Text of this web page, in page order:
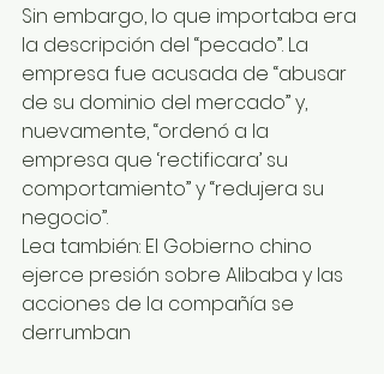
Sin embargo, lo que importaba era
la descripción del “pecado”. La
empresa fue acusada de “abusar
de su dominio del mercado” y,
nuevamente, “ordenó a la
empresa que ‘rectificara’ su
comportamiento” y “redujera su
negocio”.
Lea también: El Gobierno chino
ejerce presión sobre Alibaba y las
acciones de la compañía se
derrumban